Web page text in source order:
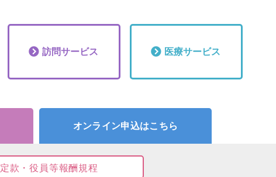
オンライン申込はこちら
訪問サービス 医療サービス
定款・役員等報酬規程